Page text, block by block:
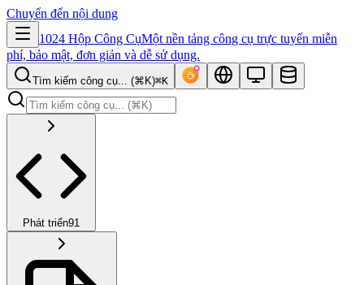
Chuyển đến nội dung
1024 Hộp Công CụMột nền tảng công cụ trực tuyến miễn
phí, bảo mật, đơn giản và dễ sử dụng.
Tìm kiếm công cụ... (⌘K)⌘K
Phát triển91